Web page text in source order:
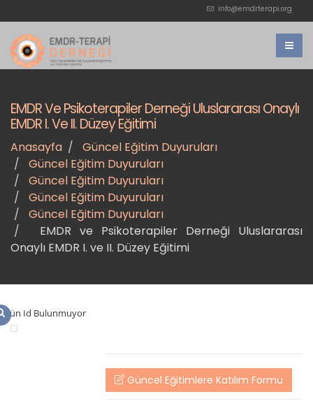
info@emdrterapi.org
EMDR Ve Psikoterapiler Derneği Uluslararası Onaylı
EMDR I. Ve II. Düzey Eğitimi
Anasayfa
Güncel Eğitim Duyuruları
Güncel Eğitim Duyuruları
Güncel Eğitim Duyuruları
Güncel Eğitim Duyuruları
Güncel Eğitim Duyuruları
EMDR ve Psikoterapiler Derneği Uluslararası
Onaylı EMDR I. ve II. Düzey Eğitimi
Ürün Id Bulunmuyor
Güncel Eğitimlere Katılım Formu